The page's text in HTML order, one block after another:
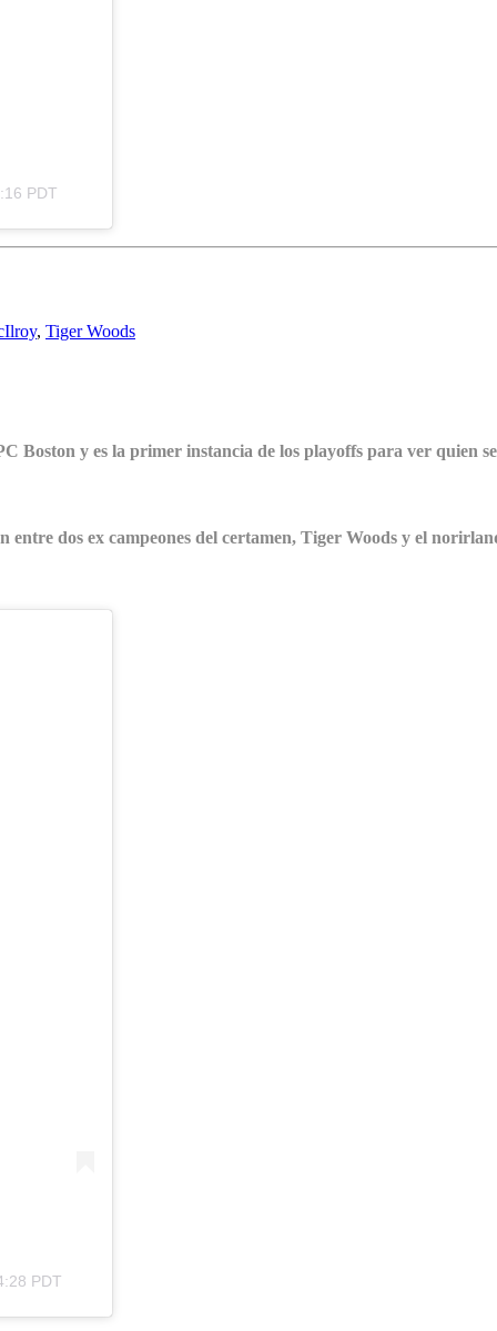
PDT
, Tiger Woods
Boston y es la primer instancia de los playoffs para ver quien
dos ex campeones del certamen, Tiger Woods y el
PDT